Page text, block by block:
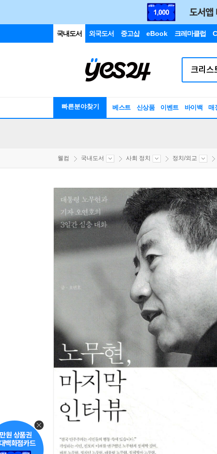
국내도서 외국도서 중고샵 eBook 크레마클럽
빠른분야찾기 베스트 신상품 이벤트 바이백 매
웰컴 국내도서 사회 정치 정치/외교